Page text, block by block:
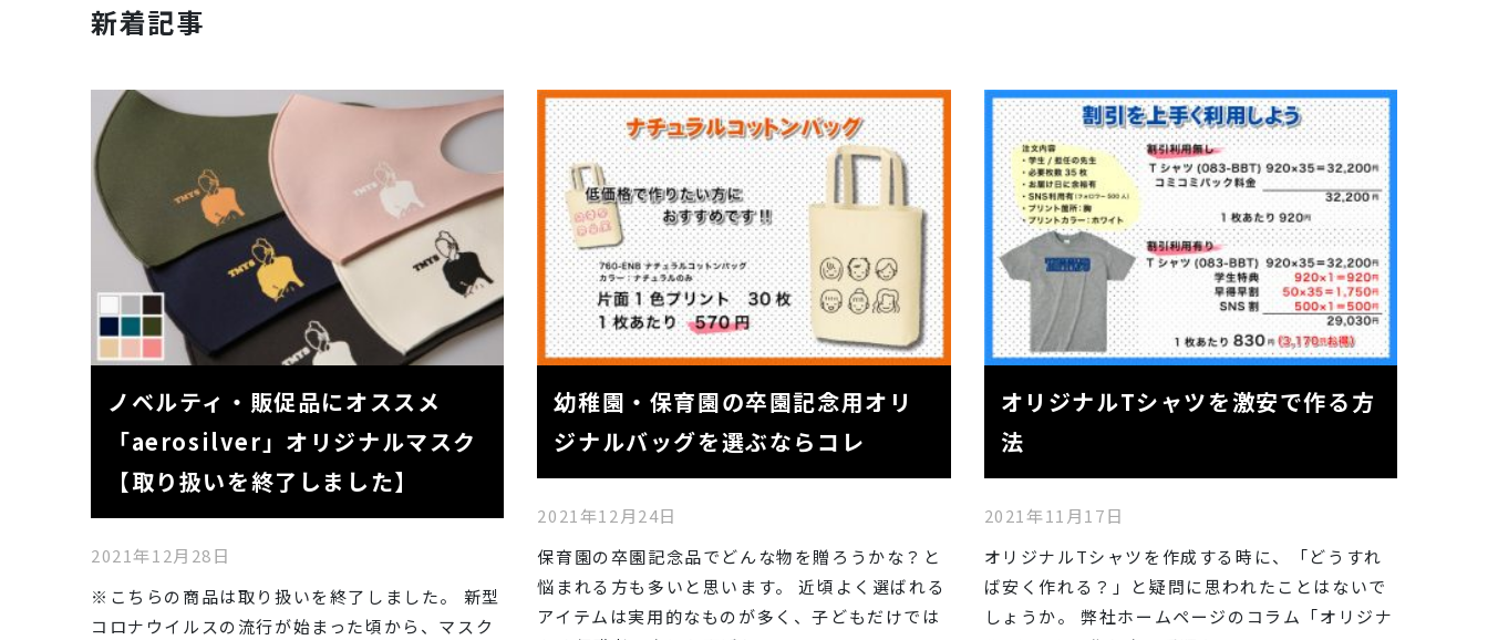
新着記事
ノベルティ・販促品にオススメ
「aerosilver」オリジナルマスク
【取り扱いを終了しました】
2021年12月28日
※こちらの商品は取り扱いを終了しました。 新型
コロナウイルスの流行が始まった頃から、マスク
幼稚園・保育園の卒園記念用オリ
ジナルバッグを選ぶならコレ
2021年12月24日
保育園の卒園記念品でどんな物を贈ろうかな？と
悩まれる方も多いと思います。 近頃よく選ばれる
アイテムは実用的なものが多く、子どもだけでは
オリジナルTシャツを激安で作る方
法
2021年11月17日
オリジナルTシャツを作成する時に、「どうすれ
ば安く作れる？」と疑問に思われたことはないで
しょうか。 弊社ホームページのコラム「オリジナ